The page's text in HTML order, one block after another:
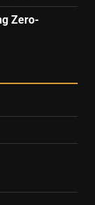
Zero-